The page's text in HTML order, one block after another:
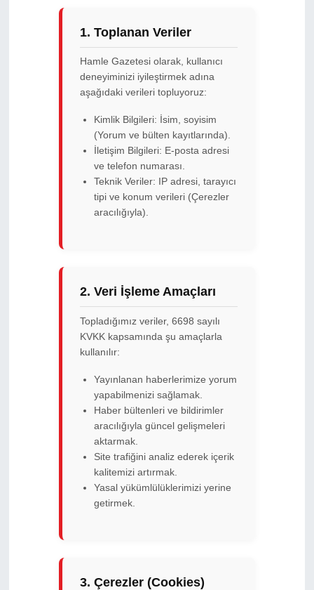
1. Toplanan Veriler
Hamle Gazetesi olarak, kullanıcı
deneyiminizi iyileştirmek adına
aşağıdaki verileri topluyoruz:
Kimlik Bilgileri: İsim, soyisim
(Yorum ve bülten kayıtlarında).
İletişim Bilgileri: E-posta adresi
ve telefon numarası.
Teknik Veriler: IP adresi, tarayıcı
tipi ve konum verileri (Çerezler
aracılığıyla).
2. Veri İşleme Amaçları
Topladığımız veriler, 6698 sayılı
KVKK kapsamında şu amaçlarla
kullanılır:
Yayınlanan haberlerimize yorum
yapabilmenizi sağlamak.
Haber bültenleri ve bildirimler
aracılığıyla güncel gelişmeleri
aktarmak.
Site trafiğini analiz ederek içerik
kalitemizi artırmak.
Yasal yükümlülüklerimizi yerine
getirmek.
3. Çerezler (Cookies)